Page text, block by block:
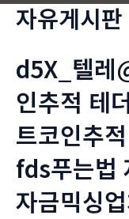
자유게시판
d5X_텔레
인추적 테
트코인추
fds푸는법
자금믹싱